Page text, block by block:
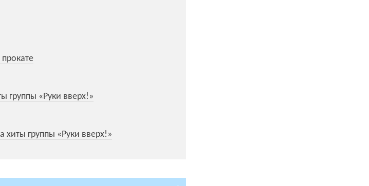
группы «Руки вверх!»
хиты группы «Руки вверх!»